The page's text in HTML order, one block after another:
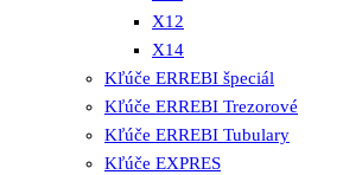
X12
X14
Kľúče ERREBI špeciál
Kľúče ERREBI Trezorové
Kľúče ERREBI Tubulary
Kľúče EXPRES